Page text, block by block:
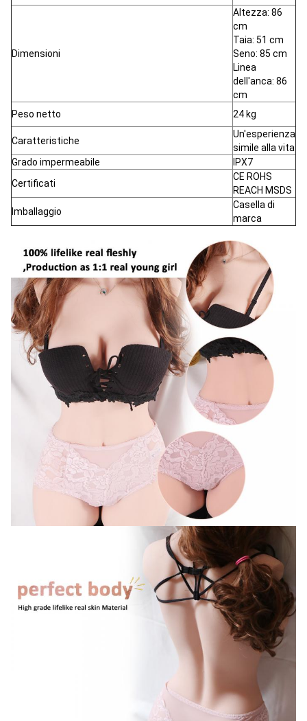
Dimensioni
Altezza: 86
cm
Taia: 51 cm
Seno: 85 cm
Linea
dell'anca: 86
cm
Peso netto
24 kg
Caratteristiche
Un'esperienza
simile alla vita
Grado impermeabile
IPX7
Certificati
CE ROHS
REACH MSDS
Imballaggio
Casella di
marca